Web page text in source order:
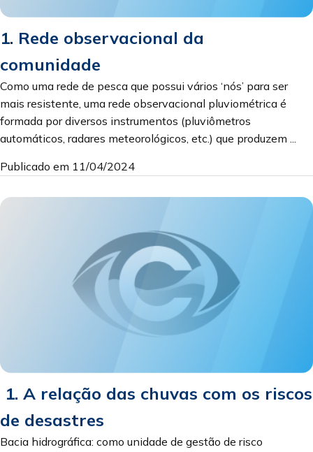
1. Rede observacional da
comunidade
Como uma rede de pesca que possui vários ‘nós’ para ser
mais resistente, uma rede observacional pluviométrica é
formada por diversos instrumentos (pluviômetros
automáticos, radares meteorológicos, etc.) que produzem ...
Publicado em 11/04/2024
1. A relação das chuvas com os riscos
de desastres
Bacia hidrográfica: como unidade de gestão de risco